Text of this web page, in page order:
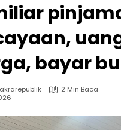
bayar
2 Min Baca